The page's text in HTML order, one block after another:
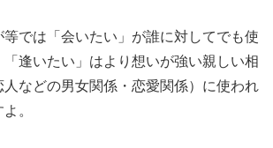
では「会いたい」が誰に対してでも使
逢いたい」はより想いが強い親しい相
などの男女関係・恋愛関係）に使われ
。